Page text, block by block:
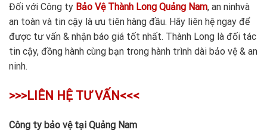
Đối với Công ty Bảo Vệ Thành Long Quảng Nam, an ninhvà
an toàn và tin cậy là ưu tiên hàng đầu. Hãy liên hệ ngay để
được tư vấn & nhận báo giá tốt nhất. Thành Long là đối tác
tin cậy, đồng hành cùng bạn trong hành trình dài bảo vệ & an
ninh.
>>>LIÊN HỆ TƯ VẤN<<<
Công ty bảo vệ tại Quảng Nam